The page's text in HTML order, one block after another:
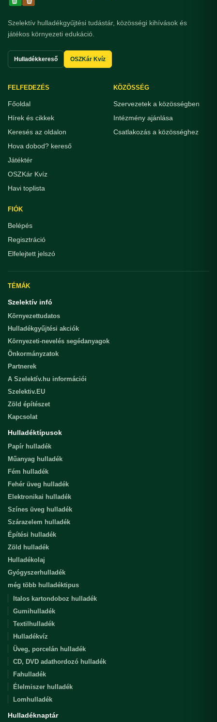
Szelektív hulladékgyűjtési tudástár, közösségi kihívások és
játékos környezeti edukáció.
Hulladékkereső OSZKár Kvíz
FELFEDEZÉS
Főoldal
Hírek és cikkek
Keresés az oldalon
Hova dobod? kereső
Játéktér
OSZKár Kvíz
Havi toplista
KÖZÖSSÉG
Szervezetek a közösségben
Intézmény ajánlása
Csatlakozás a közösséghez
FIÓK
Belépés
Regisztráció
Elfelejtett jelszó
TÉMÁK
Szelektív infó
Környezettudatos
Hulladékgyűjtési akciók
Környezeti-nevelés segédanyagok
Önkormányzatok
Partnerek
A Szelektív.hu információi
Szelektiv.EU
Zöld építészet
Kapcsolat
Hulladéktípusok
Papír hulladék
Műanyag hulladék
Fém hulladék
Fehér üveg hulladék
Elektronikai hulladék
Színes üveg hulladék
Szárazelem hulladék
Építési hulladék
Zöld hulladék
Hulladékolaj
Gyógyszerhulladék
még több hulladéktipus
Italos kartondoboz hulladék
Gumihulladék
Textilhulladék
Hulladékvíz
Üveg, porcelán hulladék
CD, DVD adathordozó hulladék
Fahulladék
Élelmiszer hulladék
Lomhulladék
Hulladéknaptár